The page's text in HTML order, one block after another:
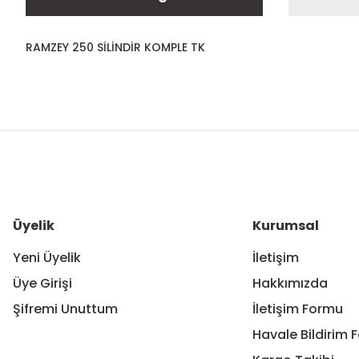
RAMZEY 250 SİLİNDİR KOMPLE TK
Ürün bilgilerinde hatalar bulunuyor.
Üyelik
Yeni Üyelik
Üye Girişi
Şifremi Unuttum
Kurumsal
İletişim
Hakkımızda
İletişim Formu
Havale Bildirim